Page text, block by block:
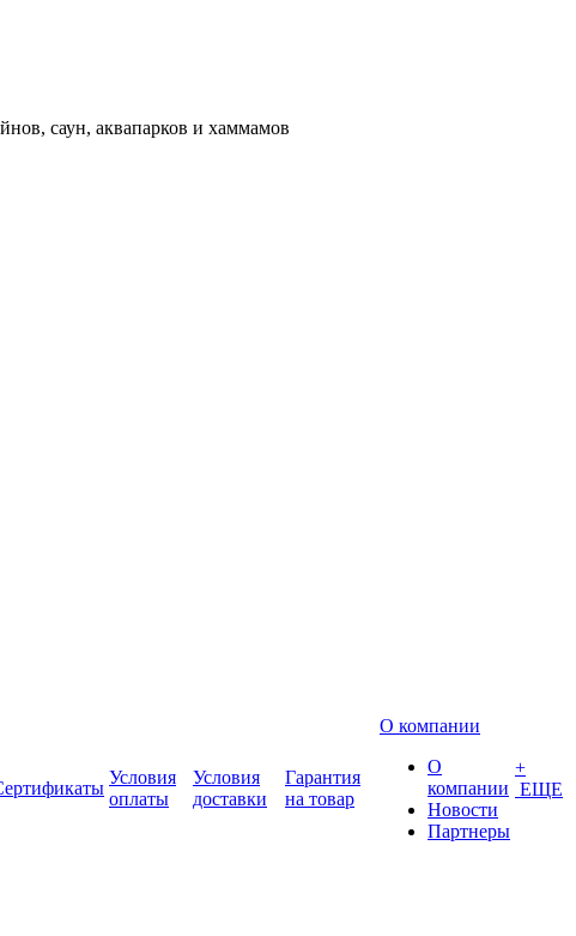
саун, аквапарков и хаммамов
Условия
оплаты
Условия
доставки
Гарантия
на товар
О компании
О
компании
Новости
Партнеры
+
ЕЩЕ